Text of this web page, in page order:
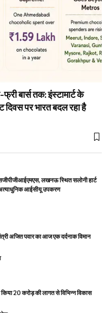
बार्स तक: इंस्टामार्ट के
पर भारत बदल रहा है
लखनऊ स्थित सलोनी हार्ट
आईसीयू उपकरण
अजित पवार का आज एक दर्दनाक विमान
20 करोड़ की लागत से विभिन्न विकास